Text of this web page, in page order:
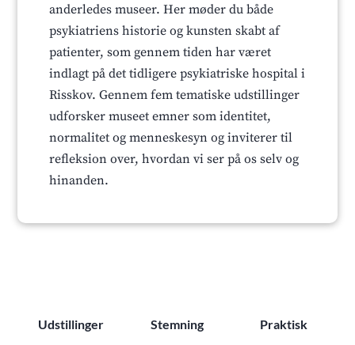
anderledes museer. Her møder du både
psykiatriens historie og kunsten skabt af
patienter, som gennem tiden har været
indlagt på det tidligere psykiatriske hospital i
Risskov. Gennem fem tematiske udstillinger
udforsker museet emner som identitet,
normalitet og menneskesyn og inviterer til
refleksion over, hvordan vi ser på os selv og
hinanden.
Udstillinger Stemning Praktisk